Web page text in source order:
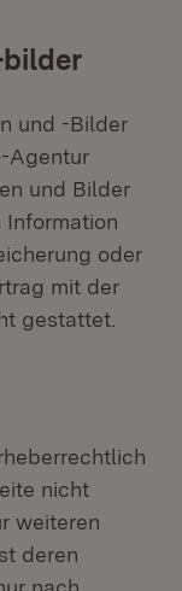
und -Bilder
Agentur
und Bilder
oder
mit der
gestattet.
nicht
weiteren
deren